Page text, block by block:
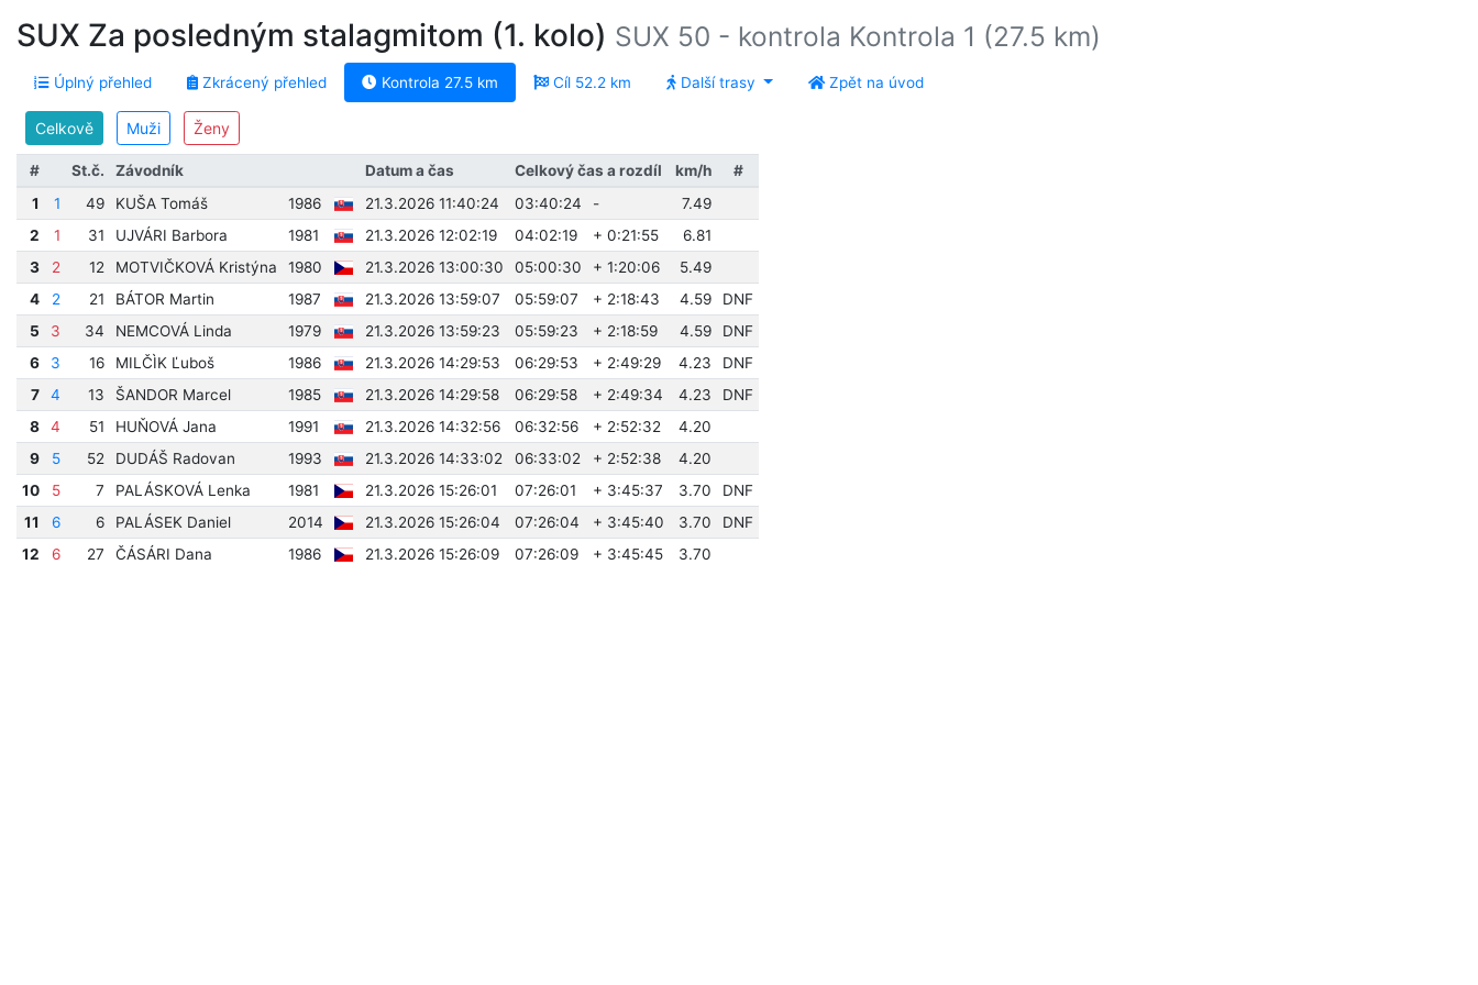
SUX Za posledným stalagmitom (1. kolo) SUX 50 - kontrola Kontrola 1 (27.5 km)
Úplný přehled Zkrácený přehled Kontrola 27.5 km Cíl 52.2 km Další trasy Zpět na úvod
Celkově Muži Ženy
# St.č. Závodník Datum a čas Celkový čas a rozdíl km/h
#
1
1 49 KUŠA Tomáš 1986 21.3.2026 11:40:24 03:40:24 -
7.49
2
1 31 UJVÁRI Barbora 1981 21.3.2026 12:02:19 04:02:19 + 0:21:55
6.81
3
2 12 MOTVIČKOVÁ Kristýna 1980 21.3.2026 13:00:30 05:00:30 + 1:20:06
5.49
4
2 21 BÁTOR Martin 1987 21.3.2026 13:59:07 05:59:07 + 2:18:43 4.59
DNF
5
3 34 NEMCOVÁ Linda 1979 21.3.2026 13:59:23 05:59:23 + 2:18:59 4.59
DNF
6
3 16 MILČÌK Ľuboš 1986 21.3.2026 14:29:53 06:29:53 + 2:49:29 4.23
DNF
7
4 13 ŠANDOR Marcel 1985 21.3.2026 14:29:58 06:29:58 + 2:49:34 4.23
DNF
8
4 51 HUŇOVÁ Jana 1991 21.3.2026 14:32:56 06:32:56 + 2:52:32
4.20
9
5 52 DUDÁŠ Radovan 1993 21.3.2026 14:33:02 06:33:02 + 2:52:38
4.20
10
5 7 PALÁSKOVÁ Lenka 1981 21.3.2026 15:26:01 07:26:01 + 3:45:37 3.70
DNF
11
6 6 PALÁSEK Daniel 2014 21.3.2026 15:26:04 07:26:04 + 3:45:40 3.70
DNF
12
6 27 ČÁSÁRI Dana 1986 21.3.2026 15:26:09 07:26:09 + 3:45:45 3.70